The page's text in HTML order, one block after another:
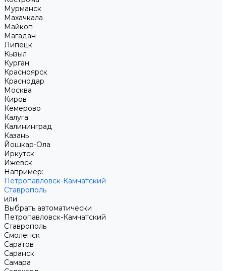
Мурманск
Махачкала
Майкоп
Магадан
Липецк
Кызыл
Курган
Красноярск
Краснодар
Москва
Киров
Кемерово
Калуга
Калининград
Казань
Йошкар-Ола
Иркутск
Ижевск
Например:
Петропавловск-Камчатский
Ставрополь
или
Выбрать автоматически
Петропавловск-Камчатский
Ставрополь
Смоленск
Саратов
Саранск
Самара